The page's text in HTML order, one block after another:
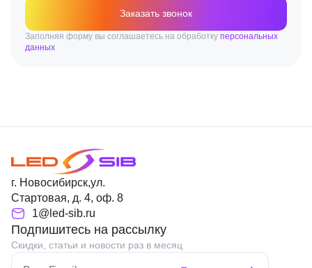
Заказать звонок
Заполняя форму вы соглашаетесь на обработку персональных
данных
г. Новосибирск,ул.
Стартовая, д. 4, оф. 8
1@led-sib.ru
Подпишитесь на рассылку
Скидки, статьи и новости раз в месяц